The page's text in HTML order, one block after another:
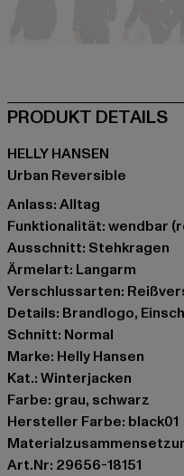
PRODUKT DETAILS
HELLY HANSEN
Urban Reversible
Anlass: Alltag
Funktionalität: wendbar
Ausschnitt: Stehkragen
Ärmelart: Langarm
Verschlussarten:
Details: Brandlogo,
Schnitt: Normal
Marke: Helly Hansen
Kat.: Winterjacken
Farbe: grau, schwarz
Hersteller Farbe: black01
Art.Nr: 29656-18151